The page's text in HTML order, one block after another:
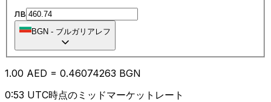
лв
BGN - ブルガリアレフ
1.00 AED = 0.46074263 BGN
0:53 UTC時点のミッドマーケットレート